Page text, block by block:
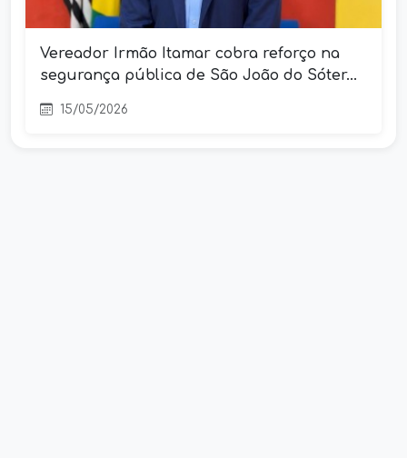
Vereador Irmão Itamar cobra reforço na
segurança pública de São João do Sóter...
15/05/2026